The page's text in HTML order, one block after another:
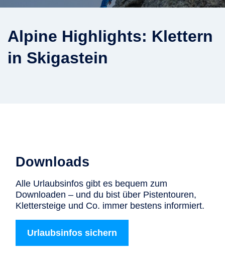
Alpine Highlights: Klettern
in Skigastein
Downloads
Alle Urlaubsinfos gibt es bequem zum
Downloaden – und du bist über Pistentouren,
Klettersteige und Co. immer bestens informiert.
Urlaubsinfos sichern